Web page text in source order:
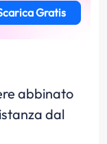
Gratis
abbinato
dal